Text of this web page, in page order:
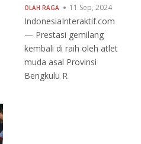
OLAH RAGA 11 Sep, 2024
IndonesiaInteraktif.com
— Prestasi gemilang
kembali di raih oleh atlet
muda asal Provinsi
Bengkulu R